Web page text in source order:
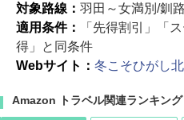
対象路線： 羽田～女満別/釧
適用条件：
「先得割引」「
得」と同条件
Webサイト： 冬こそひがし
Amazon トラベル関連ランキング